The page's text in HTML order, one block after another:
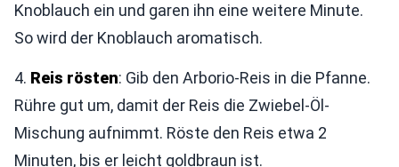
Knoblauch ein und garen ihn eine weitere Minute.
So wird der Knoblauch aromatisch.
4. Reis rösten: Gib den Arborio-Reis in die Pfanne.
Rühre gut um, damit der Reis die Zwiebel-Öl-
Mischung aufnimmt. Röste den Reis etwa 2
Minuten, bis er leicht goldbraun ist.